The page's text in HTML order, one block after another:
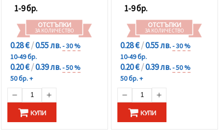
1-9 бр.
ОТСТЪПКИ
ЗА КОЛИЧЕСТВО
0.28 €/0.55 лв.- 30 %
10-49 бр.
0.20 €/0.39 лв.- 50 %
50 бр. +
КУПИ
1-9 бр.
ОТСТЪПКИ
ЗА КОЛИЧЕСТВО
0.28 €/0.55 лв.- 30 %
10-49 бр.
0.20 €/0.39 лв.- 50 %
50 бр. +
КУПИ